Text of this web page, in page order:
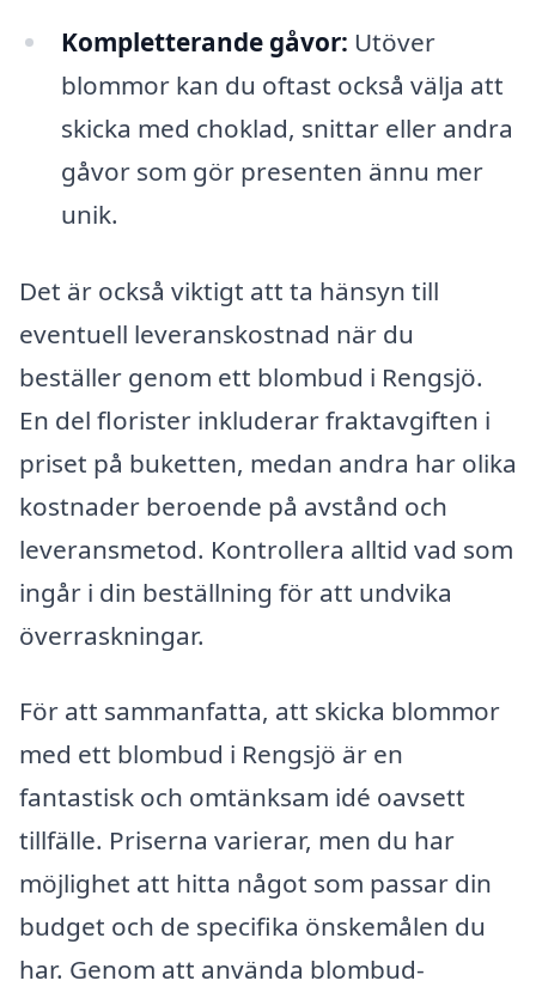
Kompletterande gåvor: Utöver
blommor kan du oftast också välja att
skicka med choklad, snittar eller andra
gåvor som gör presenten ännu mer
unik.
Det är också viktigt att ta hänsyn till
eventuell leveranskostnad när du
beställer genom ett blombud i Rengsjö.
En del florister inkluderar fraktavgiften i
priset på buketten, medan andra har olika
kostnader beroende på avstånd och
leveransmetod. Kontrollera alltid vad som
ingår i din beställning för att undvika
överraskningar.
För att sammanfatta, att skicka blommor
med ett blombud i Rengsjö är en
fantastisk och omtänksam idé oavsett
tillfälle. Priserna varierar, men du har
möjlighet att hitta något som passar din
budget och de specifika önskemålen du
har. Genom att använda blombud-